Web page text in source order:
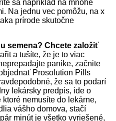
sa napríklad na mnohé
Na jednu vec pomôžu, na x
prírode skutočne
semena? Chcete založiť
a tušíte, že je to viac
panike, začnite
Prosolution Pills
že sa to podarí
lekársky predpis, ide o
nemusíte do lekárne,
vášho domova, stačí
minút je všetko vyriešené,